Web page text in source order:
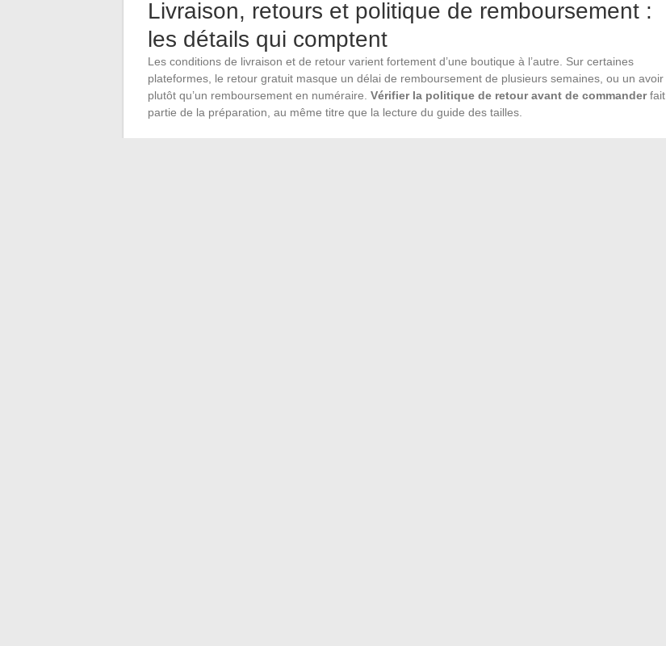
Livraison, retours et politique de remboursement :
les détails qui comptent
Les conditions de livraison et de retour varient fortement d’une boutique à l’autre. Sur certaines
plateformes, le retour gratuit masque un délai de remboursement de plusieurs semaines, ou un avoir
plutôt qu’un remboursement en numéraire. Vérifier la politique de retour avant de commanderfait
partie de la préparation, au même titre que la lecture du guide des tailles.